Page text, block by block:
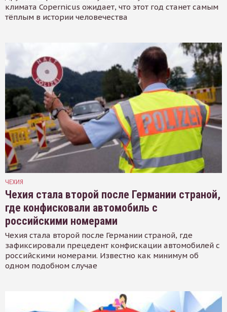
климата Copernicus ожидает, что этот год станет самым
тёплым в истории человечества
ЧЕХИЯ
Чехия стала второй после Германии страной,
где конфисковали автомобиль с
российскими номерами
Чехия стала второй после Германии страной, где
зафиксировали прецедент конфискации автомобилей с
российскими номерами. Известно как минимум об
одном подобном случае